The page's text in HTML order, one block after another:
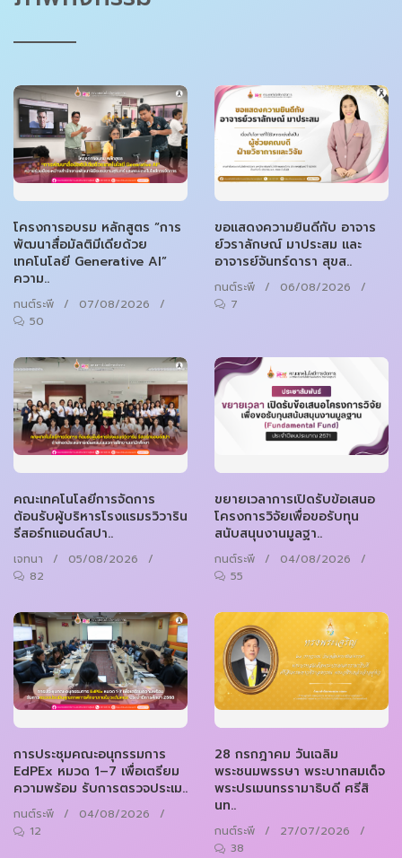
โครงการอบรม หลักสูตร “การ
พัฒนาสื่อมัลติมีเดียด้วย
เทคโนโลยี Generative AI”
ความ..
กนต์ระพี / 07/08/2026
/
50
ขอแสดงความยินดีกับ อาจาร
ย์วราลักษณ์ มาประสม และ
อาจารย์จันทร์ดารา สุขส..
กนต์ระพี / 06/08/2026
/
7
คณะเทคโนโลยีการจัดการ
ต้อนรับผู้บริหารโรงแรมรวิวาริน
รีสอร์ทแอนด์สปา..
เจทนา / 05/08/2026
/
82
ขยายเวลาการเปิดรับข้อเสนอ
โครงการวิจัยเพื่อขอรับทุน
สนับสนุนงานมูลฐา..
กนต์ระพี / 04/08/2026
/
55
การประชุมคณะอนุกรรมการ
EdPEx หมวด 1–7 เพื่อเตรียม
ความพร้อม รับการตรวจประเม..
กนต์ระพี / 04/08/2026
/
12
28 กรกฎาคม วันเฉลิม
พระชนมพรรษา พระบาทสมเด็จ
พระปรเมนทรรามาธิบดี ศรีสิ
นท..
กนต์ระพี / 27/07/2026
/
38